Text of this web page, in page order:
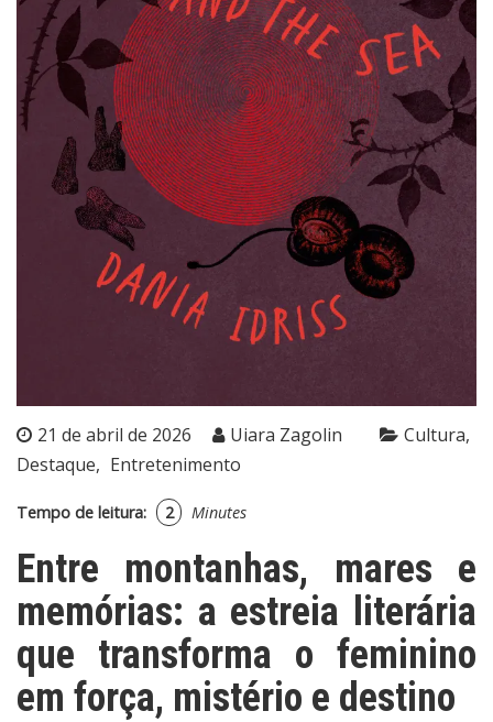
21 de abril de 2026 Uiara Zagolin
Cultura
Destaque
Entretenimento
Tempo de leitura: 2 Minutes
Entre montanhas, mares e
memórias: a estreia literária
que transforma o feminino
em força, mistério e destino